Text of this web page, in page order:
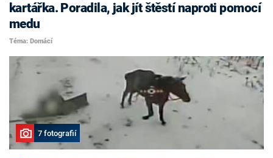
kartářka. Poradila, jak jít štěstí naproti pomocí
medu
Téma: Domácí
7 fotografií